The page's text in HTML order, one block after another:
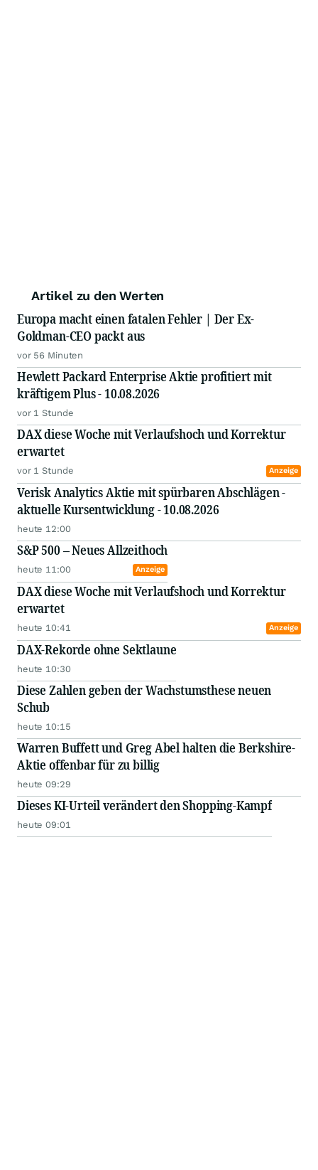
Artikel zu den Werten
Europa macht einen fatalen Fehler | Der Ex-
Goldman-CEO packt aus
vor 56 Minuten
Hewlett Packard Enterprise Aktie profitiert mit
kräftigem Plus - 10.08.2026
vor 1 Stunde
DAX diese Woche mit Verlaufshoch und Korrektur
erwartet
vor 1 Stunde Anzeige
Verisk Analytics Aktie mit spürbaren Abschlägen -
aktuelle Kursentwicklung - 10.08.2026
heute 12:00
S&P 500 – Neues Allzeithoch
heute 11:00 Anzeige
DAX diese Woche mit Verlaufshoch und Korrektur
erwartet
heute 10:41 Anzeige
DAX-Rekorde ohne Sektlaune
heute 10:30
Diese Zahlen geben der Wachstumsthese neuen
Schub
heute 10:15
Warren Buffett und Greg Abel halten die Berkshire-
Aktie offenbar für zu billig
heute 09:29
Dieses KI-Urteil verändert den Shopping-Kampf
heute 09:01